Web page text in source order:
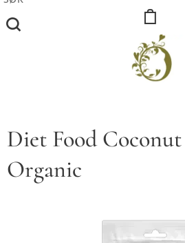
Diet Food Coconut
Organic